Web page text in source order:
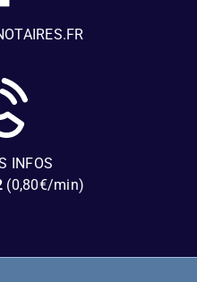
INFOS
(0,80€/min)